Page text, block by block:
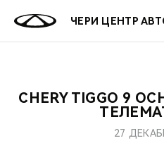
ЧЕРИ ЦЕНТР
МИР
ОНЛАЙН
О
CHERY TIGGO 9
27